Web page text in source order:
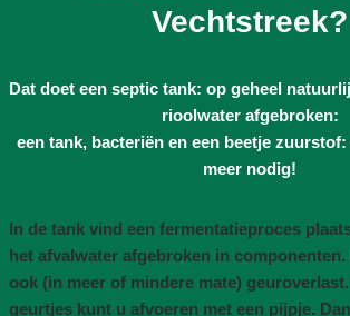
Vechtstreek?
Dat doet een septic tank: op geheel
rioolwater afgebroken:
een tank, bacteriën en een beetje
meer nodig!
In de tank vind een fermentatieproces
het afvalwater afgebroken in
ook (in meer of mindere mate)
geurtjes kunt u afvoeren met een pijpje.